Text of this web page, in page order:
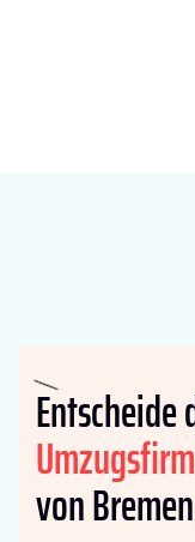
von